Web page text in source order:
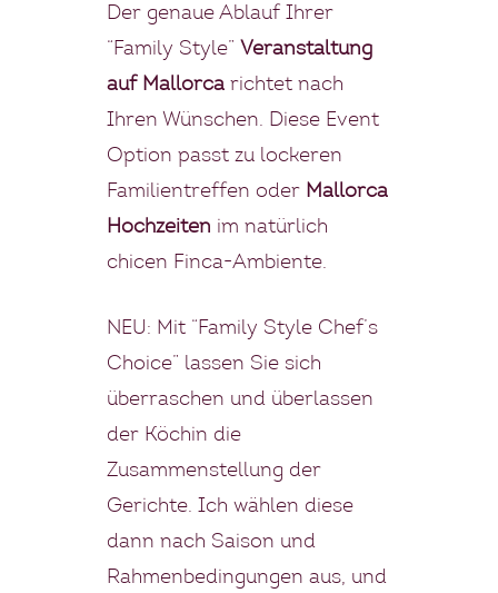
Der genaue Ablauf Ihrer
“Family Style” Veranstaltung
auf Mallorca richtet nach
Ihren Wünschen. Diese Event
Option passt zu lockeren
Familientreffen oder Mallorca
Hochzeiten im natürlich
chicen Finca-Ambiente.
NEU: Mit “Family Style Chef’s
Choice” lassen Sie sich
überraschen und überlassen
der Köchin die
Zusammenstellung der
Gerichte. Ich wählen diese
dann nach Saison und
Rahmenbedingungen aus, und